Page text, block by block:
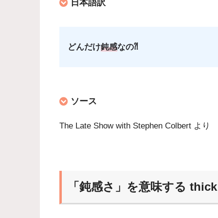
日本語訳
どんだけ鈍感なの⁈
ソース
The Late Show with Stephen Colbert より
「鈍感さ」を意味する